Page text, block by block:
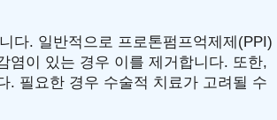
다. 일반적으로 프로톤펌프억제제(PPI)
염이 있는 경우 이를 제거합니다. 또한,
. 필요한 경우 수술적 치료가 고려될 수